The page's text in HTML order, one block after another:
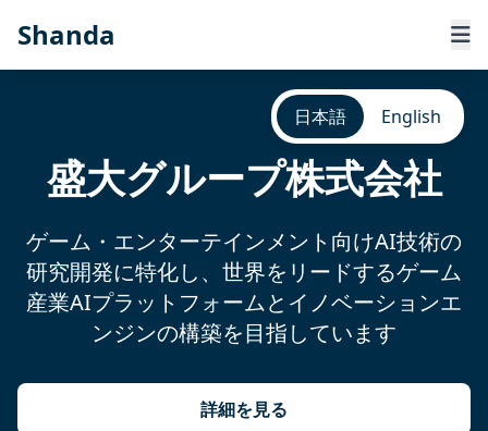
日本語 English
Shanda
盛大グループ株式会社
ゲーム・エンターテインメント向けAI技術の
研究開発に特化し、世界をリードするゲーム
産業AIプラットフォームとイノベーションエ
ンジンの構築を目指しています
詳細を見る